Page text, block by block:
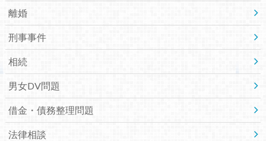
離婚
刑事事件
相続
男女DV問題
借金・債務整理問題
法律相談